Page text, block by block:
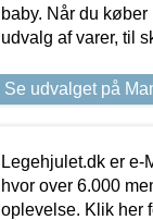
baby. Når du
udvalg af varer, til
Se udvalget på
Legehjulet.dk er
hvor over 6.000
oplevelse. Klik her